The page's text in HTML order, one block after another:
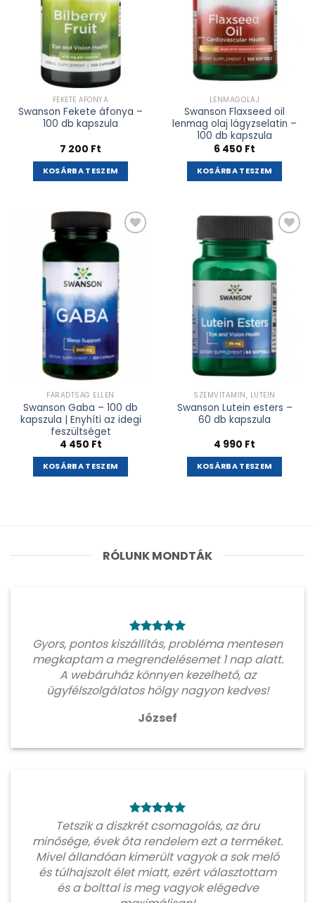
FEKETE ÁFONYA
Swanson Fekete áfonya –
100 db kapszula
7 200 Ft
KOSÁRBA TESZEM
LENMAGOLAJ
Swanson Flaxseed oil
lenmag olaj lágyzselatin –
100 db kapszula
6 450 Ft
KOSÁRBA TESZEM
Kívánságlistához
adás
FÁRADTSÁG ELLEN
Swanson Gaba – 100 db
kapszula | Enyhíti az idegi
feszültséget
4 450 Ft
KOSÁRBA TESZEM
Kívánságlistához
adás
SZEMVITAMIN, LUTEIN
Swanson Lutein esters –
60 db kapszula
4 990 Ft
KOSÁRBA TESZEM
RÓLUNK MONDTÁK
Gyors, pontos kiszállítás, probléma mentesen
megkaptam a megrendelésemet 1 nap alatt.
A webáruház könnyen kezelhető, az
ügyfélszolgálatos hölgy nagyon kedves!
József
Tetszik a diszkrét csomagolás, az áru
minősége, évek óta rendelem ezt a terméket.
Mivel állandóan kimerült vagyok a sok meló
és túlhajszolt élet miatt, ezért választottam
és a bolttal is meg vagyok elégedve